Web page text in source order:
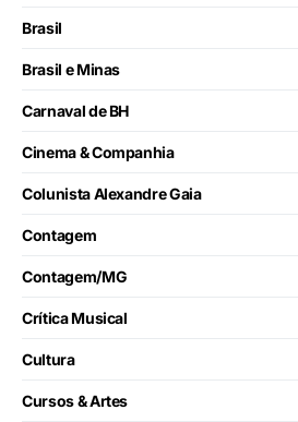
Brasil
Brasil e Minas
Carnaval de BH
Cinema & Companhia
Colunista Alexandre Gaia
Contagem
Contagem/MG
Crítica Musical
Cultura
Cursos & Artes